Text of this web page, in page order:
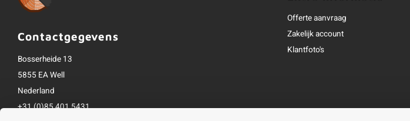
Contactgegevens
Bosserheide 13
5855 EA Well
Nederland
+31 (0)85 401 5431
Offerte aanvraag
Zakelijk account
Klantfoto's